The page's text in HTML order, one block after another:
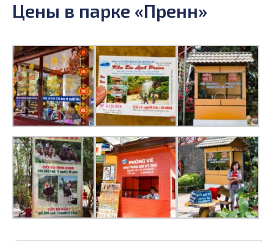
Цены в парке «Пренн»